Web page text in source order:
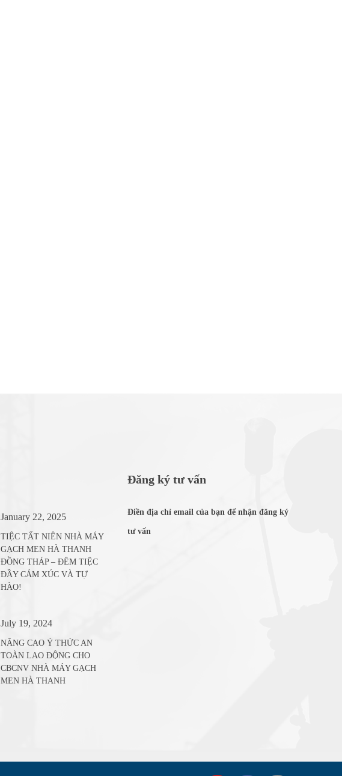
January 22, 2025
TIỆC TẤT NIÊN NHÀ MÁY
GẠCH MEN HÀ THANH
ĐỒNG THÁP – ĐÊM TIỆC
ĐẦY CẢM XÚC VÀ TỰ
HÀO!
July 19, 2024
NÂNG CAO Ý THỨC AN
TOÀN LAO ĐỘNG CHO
CBCNV NHÀ MÁY GẠCH
MEN HÀ THANH
Đăng ký tư vấn
Điền địa chỉ email của bạn để nhận đăng ký
tư vấn